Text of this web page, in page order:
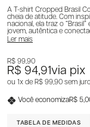
A T-shirt Cropped Brasil
cheia de atitude. Com
nacional, ela traz o
jovem, autêntica e
Ler mais
R$ 94,91via pix
R$ 99,90
1x R$ 99,90 sem
Você economizaR$
TABELA DE MEDIDAS